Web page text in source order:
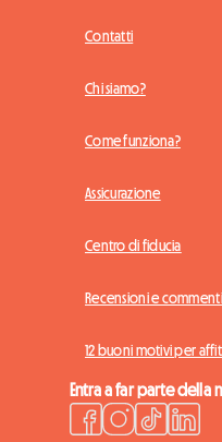
Contatti
Chi siamo?
Come funziona?
Assicurazione
Centro di fiducia
Recensioni e commenti
12 buoni motivi per
Entra a far parte della